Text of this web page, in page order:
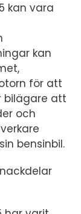
kan vara
kan
för att
bilägare att
och
bensinbil.